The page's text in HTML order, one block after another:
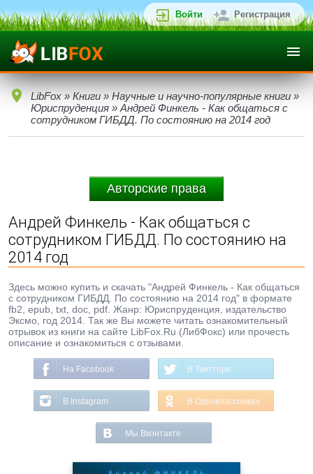
Войти Регистрация
LibFox » Книги » Научные и научно-популярные книги »
Юриспруденция » Андрей Финкель - Как общаться с
сотрудником ГИБДД. По состоянию на 2014 год
Авторские права
Андрей Финкель - Как общаться с
сотрудником ГИБДД. По состоянию на
2014 год
Здесь можно купить и скачать "Андрей Финкель - Как общаться
с сотрудником ГИБДД. По состоянию на 2014 год" в формате
fb2, epub, txt, doc, pdf. Жанр: Юриспруденция, издательство
Эксмо, год 2014. Так же Вы можете читать ознакомительный
отрывок из книги на сайте LibFox.Ru (ЛибФокс) или прочесть
описание и ознакомиться с отзывами.
На Facebook В Твиттере
В Instagram В Одноклассниках
Мы Вконтакте